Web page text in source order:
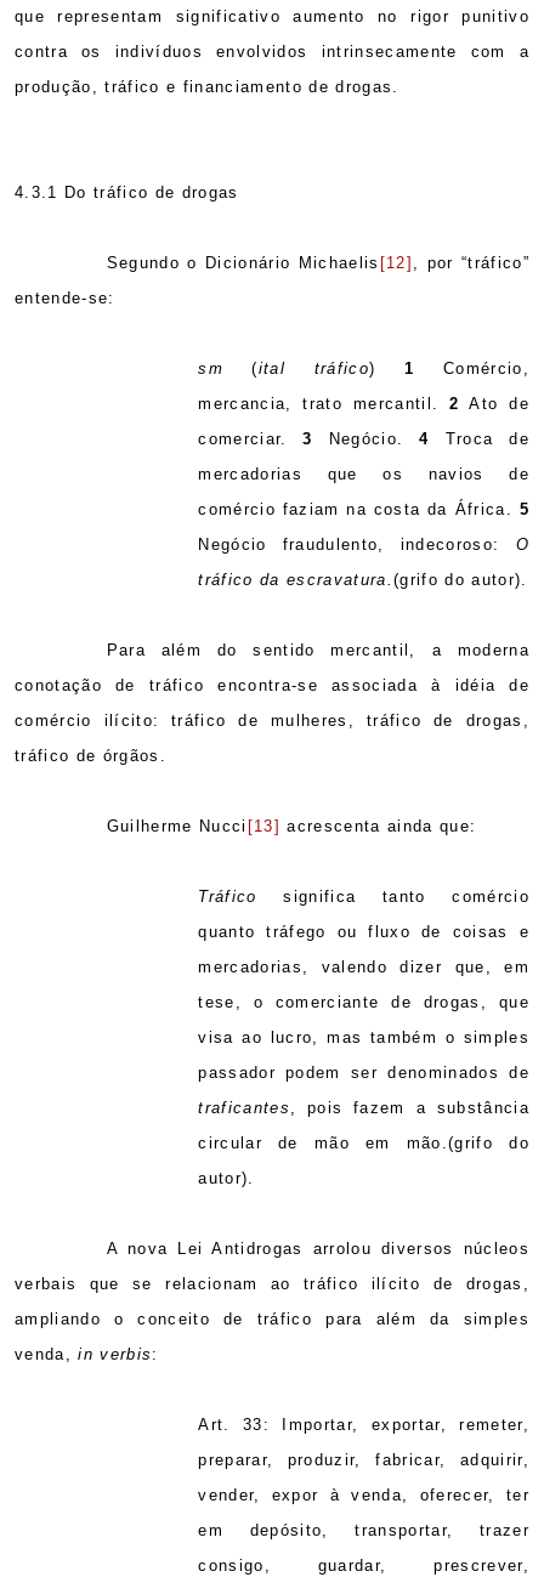
que representam significativo aumento no rigor punitivo
contra os indivíduos envolvidos intrinsecamente com a
produção, tráfico e financiamento de drogas.
4.3.1 Do tráfico de drogas
Segundo o Dicionário Michaelis [12] , por “tráfico”
entende-se:
sm (ital tráfico) 1 Comércio,
mercancia, trato mercantil.
2 Ato de
comerciar.
3 Negócio. 4 Troca de
mercadorias que os navios de
comércio faziam na costa da África. 5
Negócio fraudulento, indecoroso: O
tráfico da escravatura. (grifo do autor).
Para além do sentido mercantil, a moderna
conotação de tráfico encontra-se associada à idéia de
comércio ilícito: tráfico de mulheres, tráfico de drogas,
tráfico de órgãos.
Guilherme Nucci [13] acrescenta ainda que:
Tráfico
significa tanto comércio
quanto tráfego ou fluxo de coisas e
mercadorias, valendo dizer que, em
tese, o comerciante de drogas, que
visa ao lucro, mas também o simples
passador podem ser denominados de
traficantes , pois fazem a substância
circular de mão em mão.(grifo do
autor).
A nova Lei Antidrogas arrolou diversos núcleos
verbais que se relacionam ao tráfico ilícito de drogas,
ampliando o conceito de tráfico para além da simples
venda,in verbis :
Art. 33: Importar, exportar, remeter,
preparar, produzir, fabricar, adquirir,
vender, expor à venda, oferecer, ter
em depósito, transportar, trazer
consigo, guardar, prescrever,